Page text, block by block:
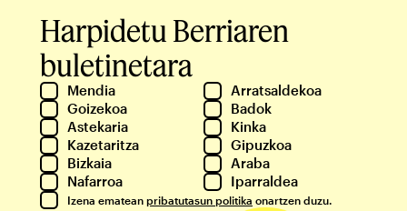
Harpidetu Berriaren
buletinetara
Mendia
Arratsaldekoa
Goizekoa
Badok
Astekaria
Kinka
Kazetaritza
Gipuzkoa
Bizkaia
Araba
Nafarroa
Iparraldea
Izena ematean pribatutasun politika onartzen duzu.